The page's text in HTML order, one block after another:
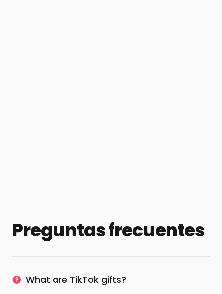
Preguntas frecuentes
What are TikTok gifts?